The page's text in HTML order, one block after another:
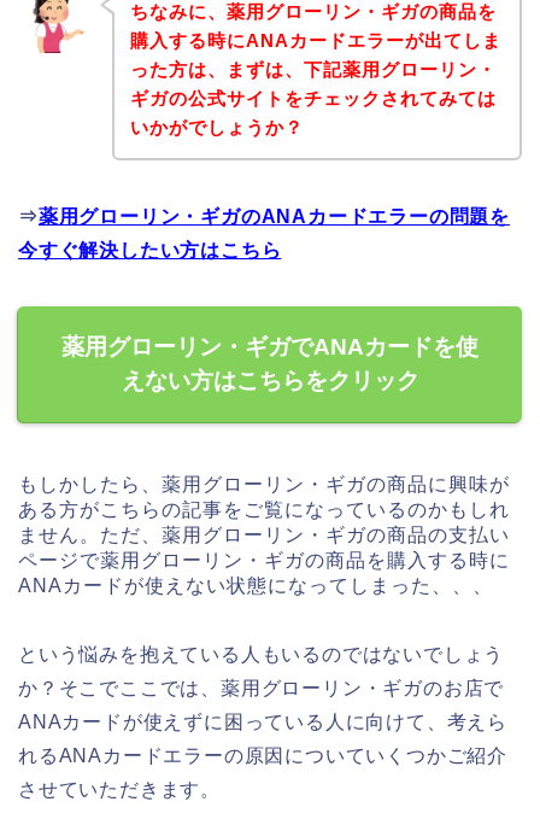
ちなみに、薬用グローリン・ギガの商品を
購入する時にANAカードエラーが出てしま
った方は、まずは、下記薬用グローリン・
ギガの公式サイトをチェックされてみては
いかがでしょうか？
⇒薬用グローリン・ギガのANAカードエラーの問題を
今すぐ解決したい方はこちら
薬用グローリン・ギガでANAカードを使
えない方はこちらをクリック
もしかしたら、薬用グローリン・ギガの商品に興味が
ある方がこちらの記事をご覧になっているのかもしれ
ません。ただ、薬用グローリン・ギガの商品の支払い
ページで薬用グローリン・ギガの商品を購入する時に
ANAカードが使えない状態になってしまった、、、
という悩みを抱えている人もいるのではないでしょう
か？そこでここでは、薬用グローリン・ギガのお店で
ANAカードが使えずに困っている人に向けて、考えら
れるANAカードエラーの原因についていくつかご紹介
させていただきます。